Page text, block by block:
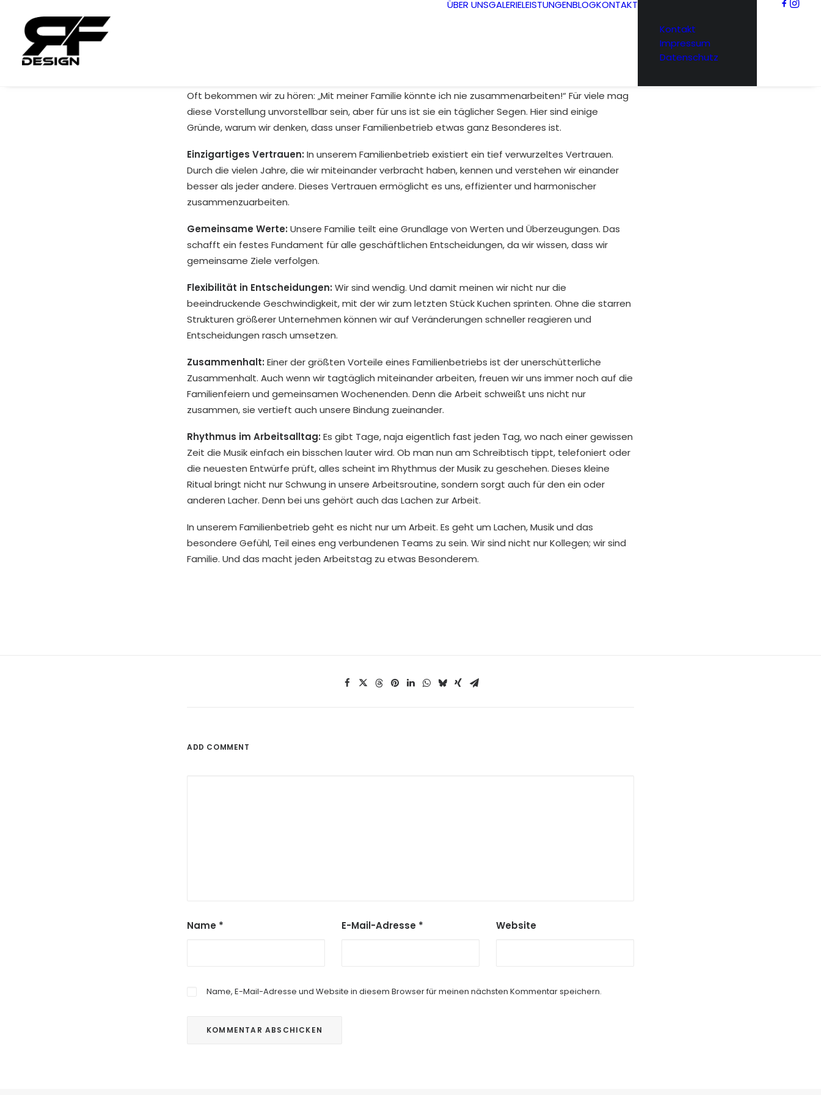
ÜBER UNSGALERIELEISTUNGENBLOGKONTAKT
Kontakt
Impressum
Datenschutz
Oft bekommen wir zu hören: „Mit meiner Familie könnte ich nie zusammenarbeiten!“ Für viele mag
diese Vorstellung unvorstellbar sein, aber für uns ist sie ein täglicher Segen. Hier sind einige
Gründe, warum wir denken, dass unser Familienbetrieb etwas ganz Besonderes ist.
Einzigartiges Vertrauen: In unserem Familienbetrieb existiert ein tief verwurzeltes Vertrauen.
Durch die vielen Jahre, die wir miteinander verbracht haben, kennen und verstehen wir einander
besser als jeder andere. Dieses Vertrauen ermöglicht es uns, effizienter und harmonischer
zusammenzuarbeiten.
Gemeinsame Werte: Unsere Familie teilt eine Grundlage von Werten und Überzeugungen. Das
schafft ein festes Fundament für alle geschäftlichen Entscheidungen, da wir wissen, dass wir
gemeinsame Ziele verfolgen.
Flexibilität in Entscheidungen: Wir sind wendig. Und damit meinen wir nicht nur die
beeindruckende Geschwindigkeit, mit der wir zum letzten Stück Kuchen sprinten. Ohne die starren
Strukturen größerer Unternehmen können wir auf Veränderungen schneller reagieren und
Entscheidungen rasch umsetzen.
Zusammenhalt: Einer der größten Vorteile eines Familienbetriebs ist der unerschütterliche
Zusammenhalt. Auch wenn wir tagtäglich miteinander arbeiten, freuen wir uns immer noch auf die
Familienfeiern und gemeinsamen Wochenenden. Denn die Arbeit schweißt uns nicht nur
zusammen, sie vertieft auch unsere Bindung zueinander.
Rhythmus im Arbeitsalltag: Es gibt Tage, naja eigentlich fast jeden Tag, wo nach einer gewissen
Zeit die Musik einfach ein bisschen lauter wird. Ob man nun am Schreibtisch tippt, telefoniert oder
die neuesten Entwürfe prüft, alles scheint im Rhythmus der Musik zu geschehen. Dieses kleine
Ritual bringt nicht nur Schwung in unsere Arbeitsroutine, sondern sorgt auch für den ein oder
anderen Lacher. Denn bei uns gehört auch das Lachen zur Arbeit.
In unserem Familienbetrieb geht es nicht nur um Arbeit. Es geht um Lachen, Musik und das
besondere Gefühl, Teil eines eng verbundenen Teams zu sein. Wir sind nicht nur Kollegen; wir sind
Familie. Und das macht jeden Arbeitstag zu etwas Besonderem.
ADD COMMENT
Name * E-Mail-Adresse * Website
Name, E-Mail-Adresse und Website in diesem Browser für meinen nächsten Kommentar speichern.